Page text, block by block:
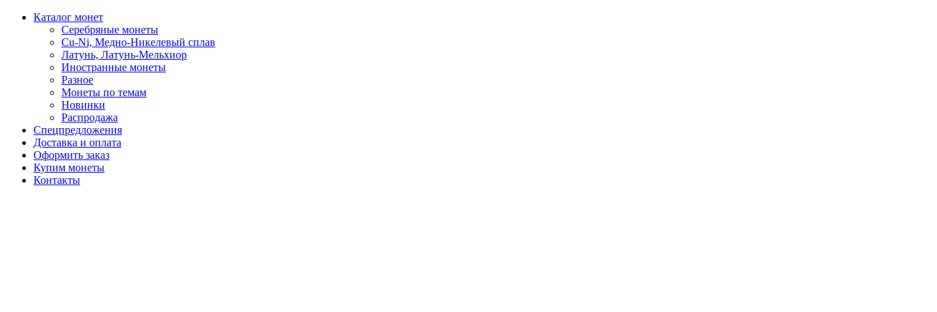
Каталог монет
Серебряные монеты
Cu-Ni, Медно-Никелевый сплав
Латунь, Латунь-Мельхиор
Иностранные монеты
Разное
Монеты по темам
Новинки
Распродажа
Спецпредложения
Доставка и оплата
Оформить заказ
Купим монеты
Контакты